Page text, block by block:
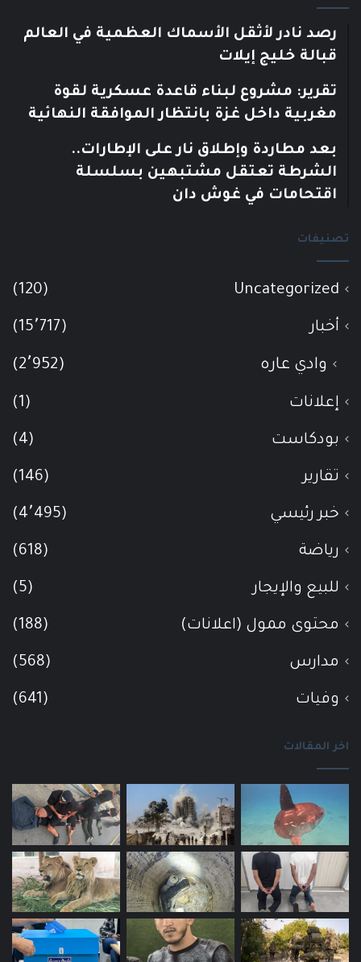
رصد نادر لأثقل الأسماك العظمية في العالم
قبالة خليج إيلات
تقرير: مشروع لبناء قاعدة عسكرية لقوة
مغربية داخل غزة بانتظار الموافقة النهائية
بعد مطاردة وإطلاق نار على الإطارات..
الشرطة تعتقل مشتبهين بسلسلة
اقتحامات في غوش دان
تصنيفات
Uncategorized
(120)
أخبار (15٬717)
وادي عاره (2٬952)
إعلانات (1)
بودكاست (4)
تقارير (146)
خبر رئيسي (4٬495)
رياضة (618)
للبيع والإيجار (5)
محتوى ممول (اعلانات) (188)
مدارس (568)
وفيات (641)
اخر المقالات